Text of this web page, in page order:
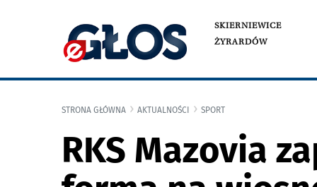
SKIERNIEWICE
ŻYRARDÓW
STRONA GŁÓWNA AKTUALNOŚCI SPORT
RKS Mazovia